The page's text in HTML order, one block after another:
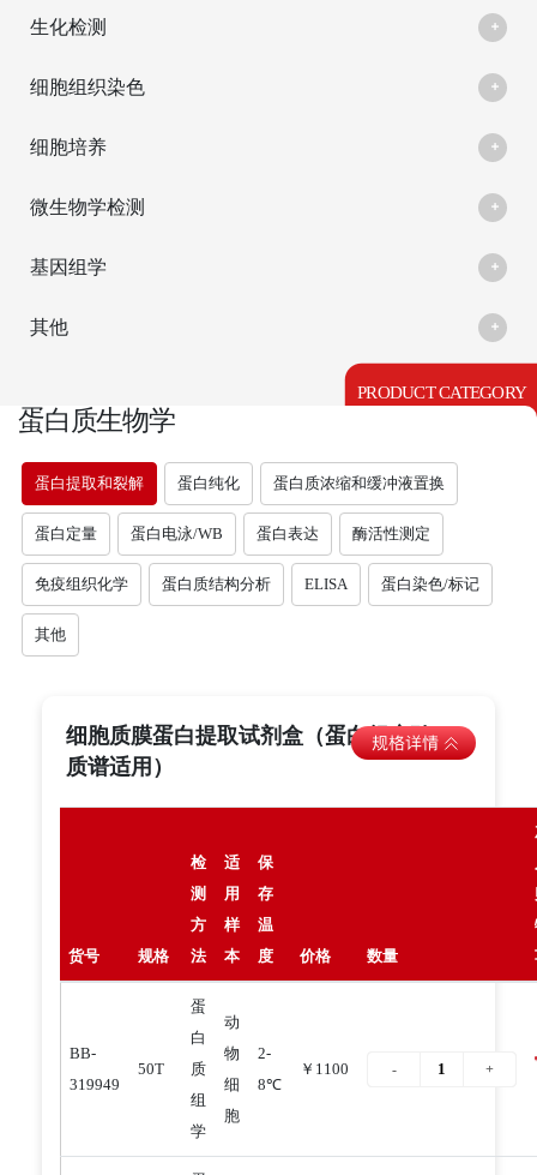
生化检测
细胞组织染色
细胞培养
微生物学检测
基因组学
其他
PRODUCT CATEGORY
蛋白质生物学
蛋白提取和裂解 蛋白纯化 蛋白质浓缩和缓冲液置换
蛋白定量 蛋白电泳/WB 蛋白表达 酶活性测定
免疫组织化学 蛋白质结构分析 ELISA 蛋白染色/标记
其他
细胞质膜蛋白提取试剂盒（蛋白组实验、
质谱适用）
货号 规格
检
测
方
法
适
用
样
本
保
存
温
度
价格 数量
BB-
319949
50T
蛋
白
质
组
学
动
物
细
胞
2-
8℃
￥1100